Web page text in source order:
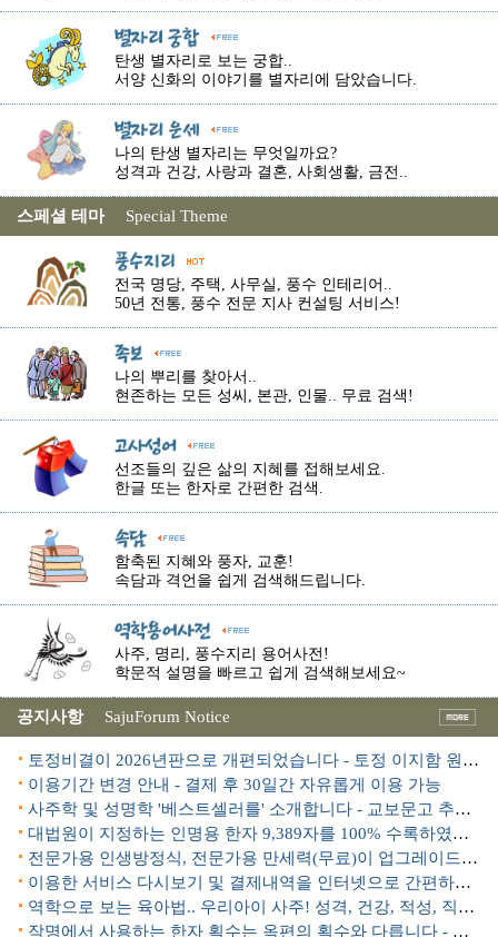
탄생 별자리로 보는 궁합..
서양 신화의 이야기를 별자리에 담았습니다.
나의 탄생 별자리는 무엇일까요?
성격과 건강, 사랑과 결혼, 사회생활, 금전..
스페셜 테마 Special Theme
전국 명당, 주택, 사무실, 풍수 인테리어..
50년 전통, 풍수 전문 지사 컨설팅 서비스!
나의 뿌리를 찾아서..
현존하는 모든 성씨, 본관, 인물.. 무료 검색!
선조들의 깊은 삶의 지혜를 접해보세요.
한글 또는 한자로 간편한 검색.
함축된 지혜와 풍자, 교훈!
속담과 격언을 쉽게 검색해드립니다.
사주, 명리, 풍수지리 용어사전!
학문적 설명을 빠르고 쉽게 검색해보세요~
공지사항 SajuForum Notice
토정비결이 2026년판으로 개편되었습니다 - 토정 이지함 원본 수록
이용기간 변경 안내 - 결제 후 30일간 자유롭게 이용 가능
사주학 및 성명학 '베스트셀러를' 소개합니다 - 교보문고 추천도서!
대법원이 지정하는 인명용 한자 9,389자를 100% 수록하였습니다.
전문가용 인생방정식, 전문가용 만세력(무료)이 업그레이드 되었습니다.
이용한 서비스 다시보기 및 결제내역을 인터넷으로 간편하게 조회할 수 있습니다.
역학으로 보는 육아법.. 우리아이 사주! 성격, 건강, 적성, 직업..
작명에서 사용하는 한자 획수는 옥편의 획수와 다릅니다 - 변획수(변형부수)